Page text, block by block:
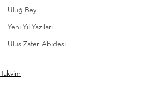
Uluğ Bey
Yeni Yıl Yazıları
Ulus Zafer Abidesi
Takvim